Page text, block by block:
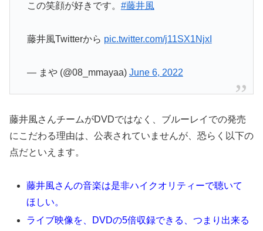
この笑顔が好きです。 #藤井風
藤井風Twitterから pic.twitter.com/j11SX1NjxI
— まや (@08_mmayaa) June 6, 2022
藤井風さんチームがDVDではなく、ブルーレイでの発売
にこだわる理由は、公表されていませんが、恐らく以下の
点だといえます。
藤井風さんの音楽は是非ハイクオリティーで聴いて
ほしい。
ライブ映像を、DVDの5倍収録できる、つまり出来る